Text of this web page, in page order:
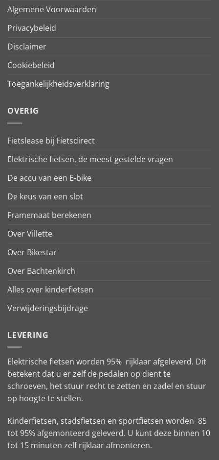
Algemene Voorwaarden
Privacybeleid
Disclaimer
Cookiebeleid
Toegankelijkheidsverklaring
OVERIG
Fietslease bij Fietsdirect
Elektrische fietsen, de meest gestelde vragen
De accu van een E-bike
De keus van een slot
Framemaat berekenen
Over Villette
Over Bikestar
Over Bachtenkirch
Alles over kinderfietsen
Verwijderingsbijdrage
LEVERING
Elektrische fietsen worden 95% rijklaar afgeleverd. Dit
betekent dat u er zelf de pedalen op dient te
schroeven, het stuur recht te zetten en zadel en stuur
op hoogte te stellen.
Kinderfietsen, stadsfietsen en sportfietsen worden 85
tot 95% afgemonteerd geleverd. U kunt deze binnen 10
tot 15 minuten zelf rijklaar afmonteren.